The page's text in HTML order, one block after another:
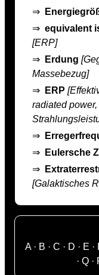
⇒
⇒ equivalent
[ERP]
⇒
Erdung
Massebezug]
⇒
ERP
radiated
⇒
⇒
Eulersche
⇒
[Galaktisches
A· B · C · D · E ·
· Q·